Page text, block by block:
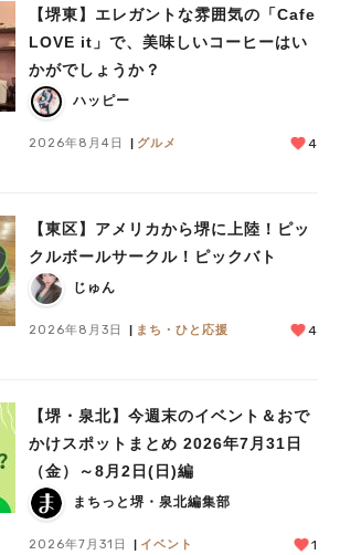
【堺東】エレガントな雰囲気の「Cafe
LOVE it」で、美味しいコーヒーはい
かがでしょうか？
ハッピー
2026年8月4日 グルメ 4
【東区】アメリカから堺に上陸！ピッ
クルボールサークル！ピックバト
じゅん
2026年8月3日 まち・ひと応援 4
【堺・泉北】今週末のイベント＆おで
かけスポットまとめ 2026年7月31日
（金）～8月2日(日)編
まちっと堺・泉北編集部
2026年7月31日 イベント 1